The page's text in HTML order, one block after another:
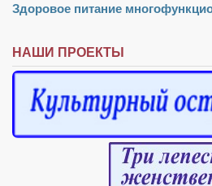
Здоровое питание
НАШИ ПРОЕКТЫ